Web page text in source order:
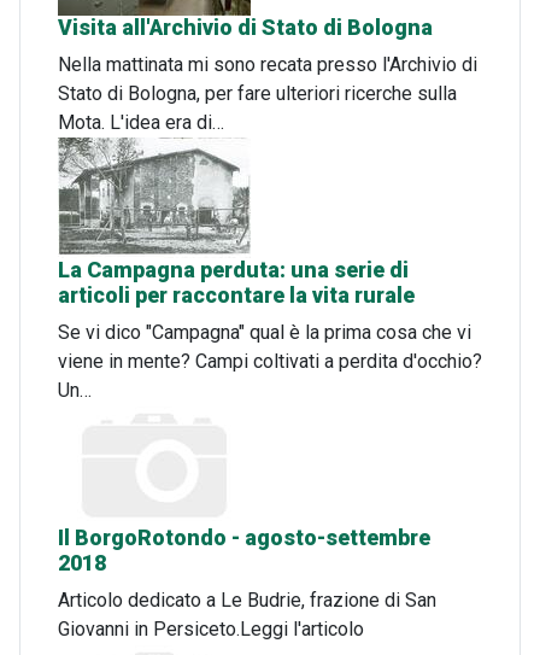
Visita all'Archivio di Stato di Bologna
Nella mattinata mi sono recata presso l'Archivio di
Stato di Bologna, per fare ulteriori ricerche sulla
Mota. L'idea era di…
La Campagna perduta: una serie di
articoli per raccontare la vita rurale
Se vi dico "Campagna" qual è la prima cosa che vi
viene in mente? Campi coltivati a perdita d'occhio?
Un…
Il BorgoRotondo - agosto-settembre
2018
Articolo dedicato a Le Budrie, frazione di San
Giovanni in Persiceto.Leggi l'articolo